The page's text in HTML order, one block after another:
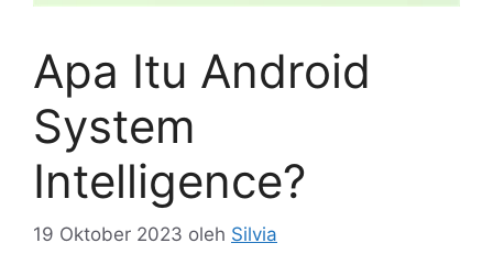
Apa Itu Android
System
Intelligence?
19 Oktober 2023 oleh Silvia